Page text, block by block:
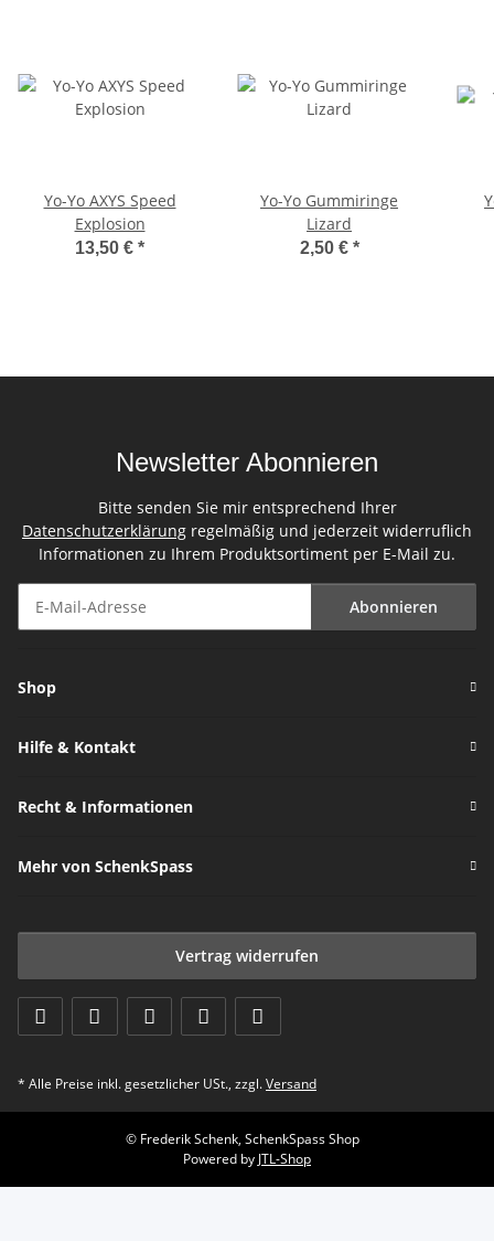
Yo-Yo AXYS Speed
Explosion
13,50 € *
Yo-Yo Gummiringe
Lizard
2,50 € *
Newsletter Abonnieren
Bitte senden Sie mir entsprechend Ihrer
Datenschutzerklärung regelmäßig und jederzeit widerruflich
Informationen zu Ihrem Produktsortiment per E-Mail zu.
Abonnieren
Shop
Hilfe & Kontakt
Recht & Informationen
Mehr von SchenkSpass
Vertrag widerrufen
* Alle Preise inkl. gesetzlicher USt., zzgl.Versand
© Frederik Schenk, SchenkSpass Shop
Powered by JTL-Shop